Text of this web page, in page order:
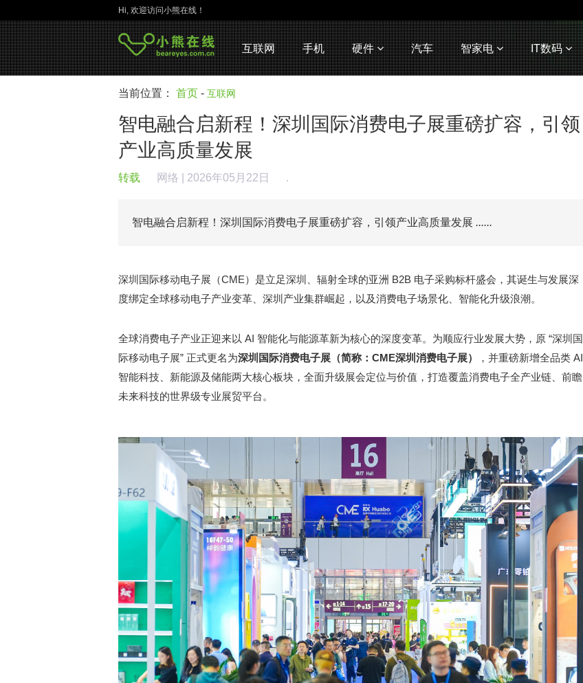
Hi, 欢迎访问小熊在线！
互联网 手机 硬件 汽车 智家电 IT数码
当前位置： 首页 - 互联网
智电融合启新程！深圳国际消费电子展重磅扩容，引领
产业高质量发展
转载 网络 | 2026年05月22日 .
智电融合启新程！深圳国际消费电子展重磅扩容，引领产业高质量发展 ......
深圳国际移动电子展（CME）是立足深圳、辐射全球的亚洲 B2B 电子采购标杆盛会，其诞生与发展深
度绑定全球移动电子产业变革、深圳产业集群崛起，以及消费电子场景化、智能化升级浪潮。
全球消费电子产业正迎来以 AI 智能化与能源革新为核心的深度变革。为顺应行业发展大势，原 “深圳国
际移动电子展” 正式更名为深圳国际消费电子展 （简称： CME深圳消费电子展）
，并重磅新增全品类 AI
智能科技、新能源及储能两大核心板块，全面升级展会定位与价值，打造覆盖消费电子全产业链、前瞻
未来科技的世界级专业展贸平台。